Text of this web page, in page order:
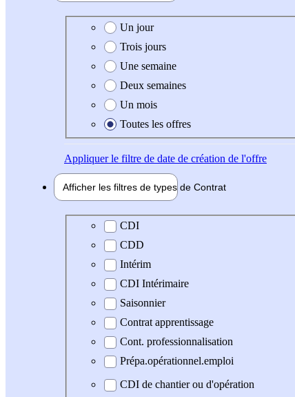
Date de création de l'offre
Un jour
Trois jours
Une semaine
Deux semaines
Un mois
Toutes les offres
Appliquerle filtre de date de création de l'offre
Afficher les filtres de types de Contrat
Type de contrat
CDI
CDD
Intérim
CDI Intérimaire
Saisonnier
Contrat apprentissage
Cont. professionnalisation
Prépa.opérationnel.emploi
CDI de chantier ou d'opération